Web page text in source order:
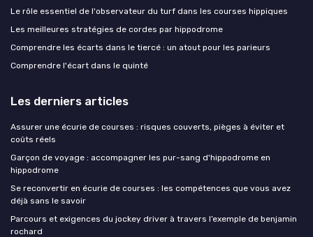
Le rôle essentiel de l'observateur du turf dans les courses hippiques
Les meilleures stratégies de cordes par hippodrome
Comprendre les écarts dans le tiercé : un atout pour les parieurs
Comprendre l'écart dans le quinté
Les derniers articles
Assurer une écurie de courses : risques couverts, pièges à éviter et
coûts réels
Garçon de voyage : accompagner les pur-sang d'hippodrome en
hippodrome
Se reconvertir en écurie de courses : les compétences que vous avez
déjà sans le savoir
Parcours et exigences du jockey driver à travers l’exemple de benjamin
rochard